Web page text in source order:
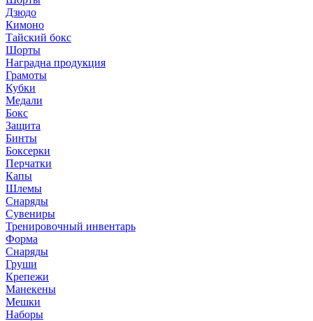
Дзюдо
Кимоно
Тайский бокс
Шорты
Наградна продукция
Грамоты
Кубки
Медали
Бокс
Защита
Бинты
Боксерки
Перчатки
Капы
Шлемы
Снаряды
Сувениры
Тренировочный инвентарь
Форма
Снаряды
Груши
Крепежи
Манекены
Мешки
Наборы